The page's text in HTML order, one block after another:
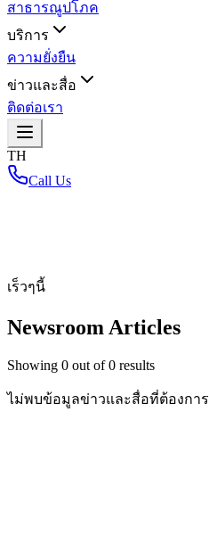
สาธารณูปโภค
บริการ
ความยั่งยืน
ข่าวและสื่อ
ติดต่อเรา
TH
Call Us
เร็วๆนี้
Newsroom Articles
Showing 0 out of0 results
ไม่พบข้อมูลข่าวและสื่อที่ต้องการ